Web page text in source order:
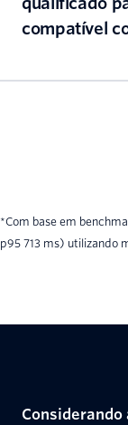
compatível
*Com base em
p95 713 ms) utilizando
Considerando